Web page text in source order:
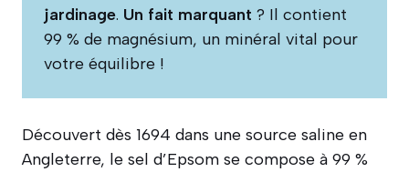
jardinage. Un fait marquant ? Il contient
99 % de magnésium, un minéral vital pour
votre équilibre !
Découvert dès 1694 dans une source saline en
Angleterre, le sel d’Epsom se compose à 99 %